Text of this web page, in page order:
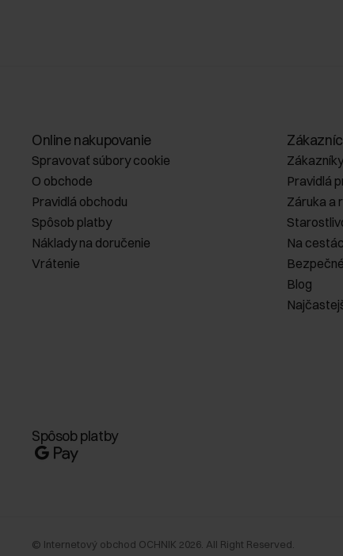
Online nakupovanie
Spravovať súbory cookie
O obchode
Pravidlá obchodu
Spôsob platby
Náklady na doručenie
Vrátenie
Pravidlá
Záruka a
Na
Blog
Spôsob platby
© Internetový obchod OCHNIK 2026 . All Right Reserved.